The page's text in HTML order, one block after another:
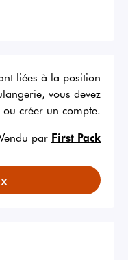
liées à la position
vous devez
ou créer un compte.
par First Pack